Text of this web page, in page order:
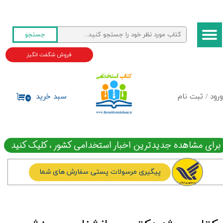
ورود / ثبت نام
حساب کاربری من
تغییر گذر واژه
جستجو
۰ سبد خرید
فروش شگفت انگیز
برای مشاهده جدیدترین اخبار استخدامی کشور ، کلیک کنید
پیگیری مرسولات پستی سفارش های شما